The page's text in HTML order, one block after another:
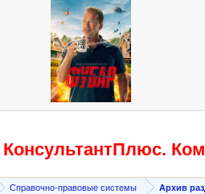
КонсультантПлюс.
Справочно-правовые системы Архив